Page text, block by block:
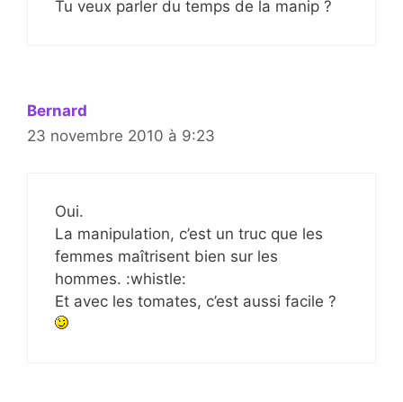
Tu veux parler du temps de la manip ?
Bernard
23 novembre 2010 à 9:23
Oui.
La manipulation, c’est un truc que les
femmes maîtrisent bien sur les
hommes. :whistle:
Et avec les tomates, c’est aussi facile ?